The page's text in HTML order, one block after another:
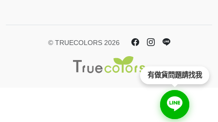
© TRUECOLORS 2026
有做貨問題請找我